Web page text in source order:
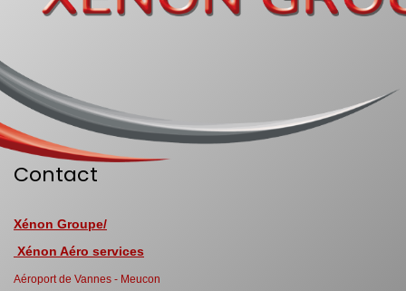
Contact
Xénon Groupe/
Xénon Aéro services
Aéroport de Vannes - Meucon